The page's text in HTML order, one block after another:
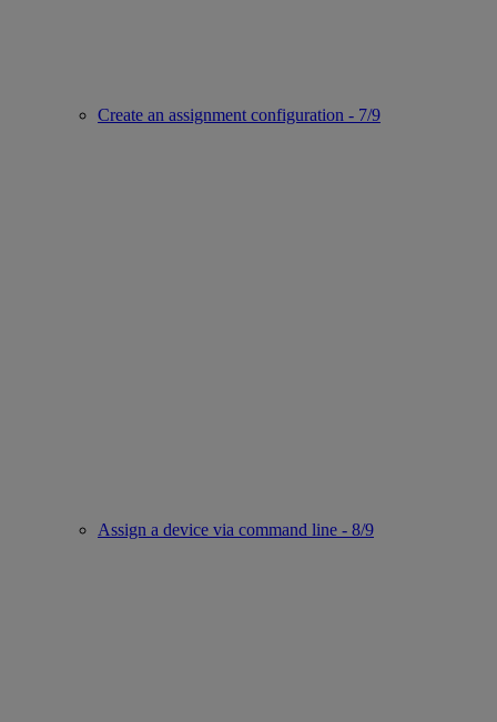
Create an assignment configuration - 7/9
Assign a device via command line - 8/9